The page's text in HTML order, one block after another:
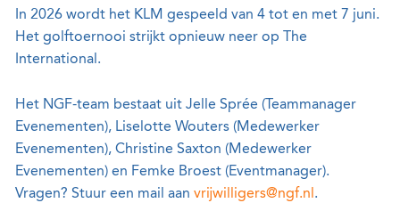
In 2026 wordt het KLM gespeeld van 4 tot en met 7 juni.
Het golftoernooi strijkt opnieuw neer op The
International.
Het NGF-team bestaat uit Jelle Sprée (Teammanager
Evenementen), Liselotte Wouters (Medewerker
Evenementen), Christine Saxton (Medewerker
Evenementen) en Femke Broest (Eventmanager).
Vragen? Stuur een mail aan vrijwilligers@ngf.nl .